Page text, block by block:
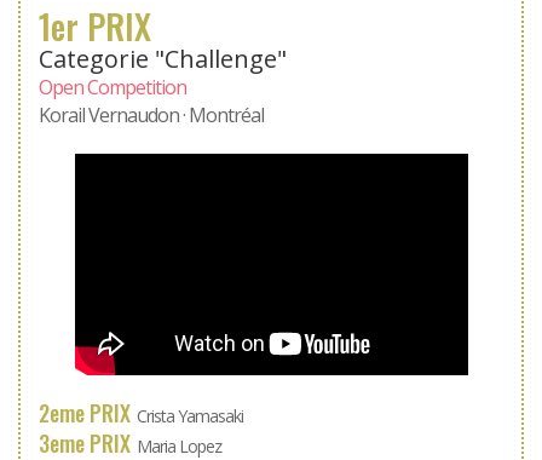
1er PRIX
Categorie "Challenge"
Open Competition
Korail Vernaudon · Montréal
2eme PRIX Crista Yamasaki
3eme PRIX Maria Lopez